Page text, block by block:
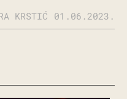
KRSTIĆ 01.06.2023.